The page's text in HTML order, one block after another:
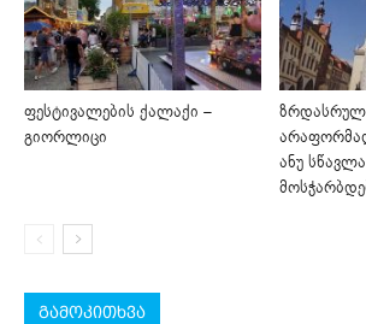
ფესტივალების ქალაქი –
გიორლიცი
ანუ
გამოკითხვა